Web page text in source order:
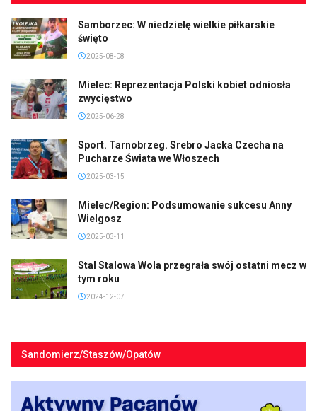
Samborzec: W niedzielę wielkie piłkarskie
święto
2025-08-08
Mielec: Reprezentacja Polski kobiet odniosła
zwycięstwo
2025-06-28
Sport. Tarnobrzeg. Srebro Jacka Czecha na
Pucharze Świata we Włoszech
2025-03-15
Mielec/Region: Podsumowanie sukcesu Anny
Wielgosz
2025-03-11
Stal Stalowa Wola przegrała swój ostatni mecz w
tym roku
2024-12-07
Sandomierz/Staszów/Opatów